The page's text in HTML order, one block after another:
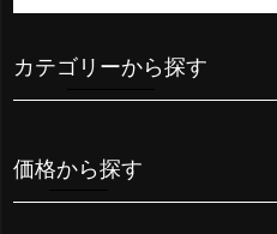
カテゴリーから探す
価格から探す